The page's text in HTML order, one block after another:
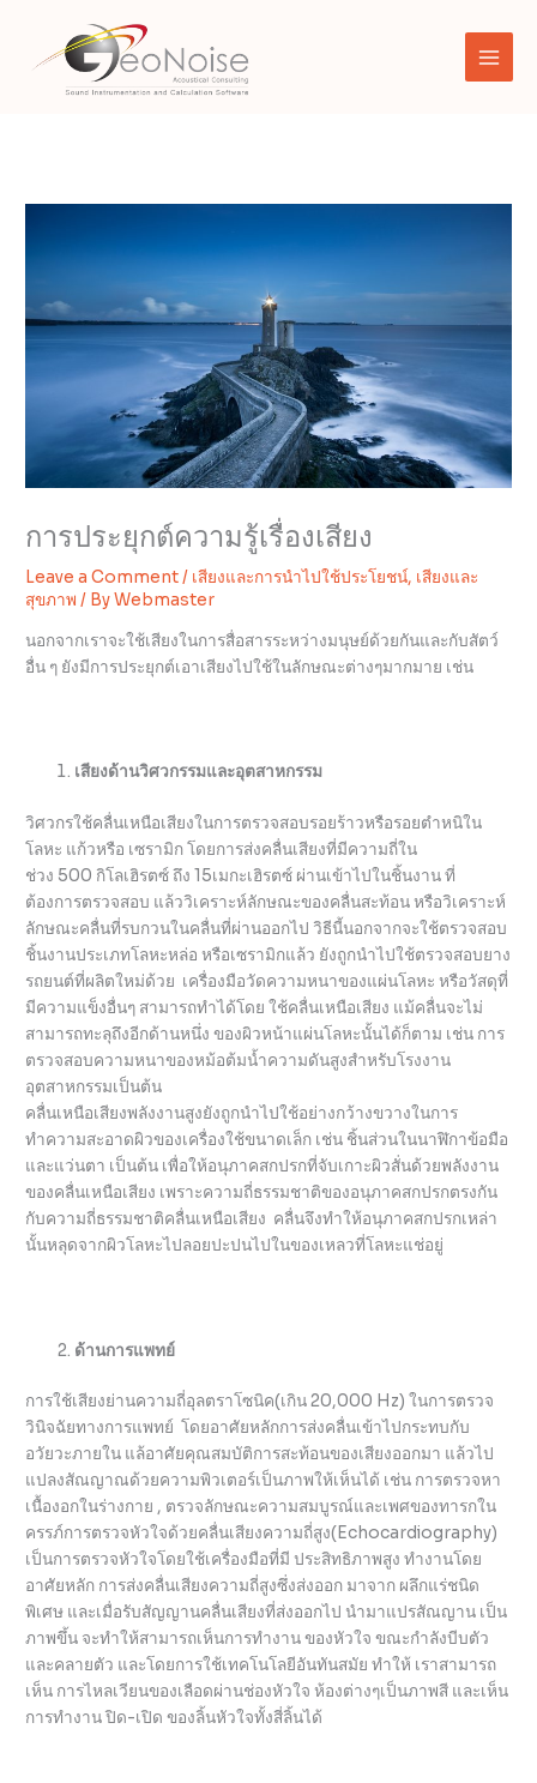
content
การประยุกต์ความรู้เรื่องเสียง
Leave a Comment/ เสียงและการนำไปใช้ประโยชน์, เสียงและ
สุขภาพ / ByWebmaster
นอกจากเราจะใช้เสียงในการสื่อสารระหว่างมนุษย์ด้วยกันและกับสัตว์
อื่น ๆ ยังมีการประยุกต์เอาเสียงไปใช้ในลักษณะต่างๆมากมาย เช่น
เสียงด้านวิศวกรรมและอุตสาหกรรม
วิศวกรใช้คลื่นเหนือเสียงในการตรวจสอบรอยร้าวหรือรอยตำหนิใน
โลหะ แก้วหรือ เซรามิก โดยการส่งคลื่นเสียงที่มีความถี่ใน
ช่วง 500 กิโลเฮิรตซ์ ถึง 15เมกะเฮิรตซ์ ผ่านเข้าไปในชิ้นงาน ที่
ต้องการตรวจสอบ แล้ววิเคราะห์ลักษณะของคลื่นสะท้อน หรือวิเคราะห์
ลักษณะคลื่นที่รบกวนในคลื่นที่ผ่านออกไป วิธีนี้นอกจากจะใช้ตรวจสอบ
ชิ้นงานประเภทโลหะหล่อ หรือเซรามิกแล้ว ยังถูกนำไปใช้ตรวจสอบยาง
รถยนต์ที่ผลิตใหม่ด้วย เครื่องมือวัดความหนาของแผ่นโลหะ หรือวัสดุที่
มีความแข็งอื่นๆ สามารถทำได้โดย ใช้คลื่นเหนือเสียง แม้คลื่นจะไม่
สามารถทะลุถึงอีกด้านหนึ่ง ของผิวหน้าแผ่นโลหะนั้นได้ก็ตาม เช่น การ
ตรวจสอบความหนาของหม้อต้มน้ำความดันสูงสำหรับโรงงาน
อุตสาหกรรมเป็นต้น
คลื่นเหนือเสียงพลังงานสูงยังถูกนำไปใช้อย่างกว้างขวางในการ
ทำความสะอาดผิวของเครื่องใช้ขนาดเล็ก เช่น ชิ้นส่วนในนาฬิกาข้อมือ
และแว่นตา เป็นต้น เพื่อให้อนุภาคสกปรกที่จับเกาะผิวสั่นด้วยพลังงาน
ของคลื่นเหนือเสียง เพราะความถี่ธรรมชาติของอนุภาคสกปรกตรงกัน
กับความถี่ธรรมชาติคลื่นเหนือเสียง คลื่นจึงทำให้อนุภาคสกปรกเหล่า
นั้นหลุดจากผิวโลหะไปลอยปะปนไปในของเหลวที่โลหะแช่อยู่
ด้านการแพทย์
การใช้เสียงย่านความถี่อุลตราโซนิค(เกิน 20,000 Hz) ในการตรวจ
วินิจฉัยทางการแพทย์ โดยอาศัยหลักการส่งคลื่นเข้าไปกระทบกับ
อวัยวะภายใน แล้อาศัยคุณสมบัติการสะท้อนของเสียงออกมา แล้วไป
แปลงสัณญาณด้วยความพิวเตอร์เป็นภาพให้เห็นได้ เช่น การตรวจหา
เนื้องอกในร่างกาย , ตรวจลักษณะความสมบูรณ์และเพศของทารกใน
ครรภ์การตรวจหัวใจด้วยคลื่นเสียงความถี่สูง(Echocardiography)
เป็นการตรวจหัวใจโดยใช้เครื่องมือที่มี ประสิทธิภาพสูง ทำงานโดย
อาศัยหลัก การส่งคลื่นเสียงความถี่สูงซึ่งส่งออก มาจาก ผลึกแร่ชนิด
พิเศษ และเมื่อรับสัญญานคลื่นเสียงที่ส่งออกไป นำมาแปรสัณญาน เป็น
ภาพขึ้น จะทำให้สามารถเห็นการทำงาน ของหัวใจ ขณะกำลังบีบตัว
และคลายตัว และโดยการใช้เทคโนโลยีอันทันสมัย ทำให้ เราสามารถ
เห็น การไหลเวียนของเลือดผ่านช่องหัวใจ ห้องต่างๆเป็นภาพสี และเห็น
การทำงาน ปิด-เปิด ของลิ้นหัวใจทั้งสี่ลิ้นได้